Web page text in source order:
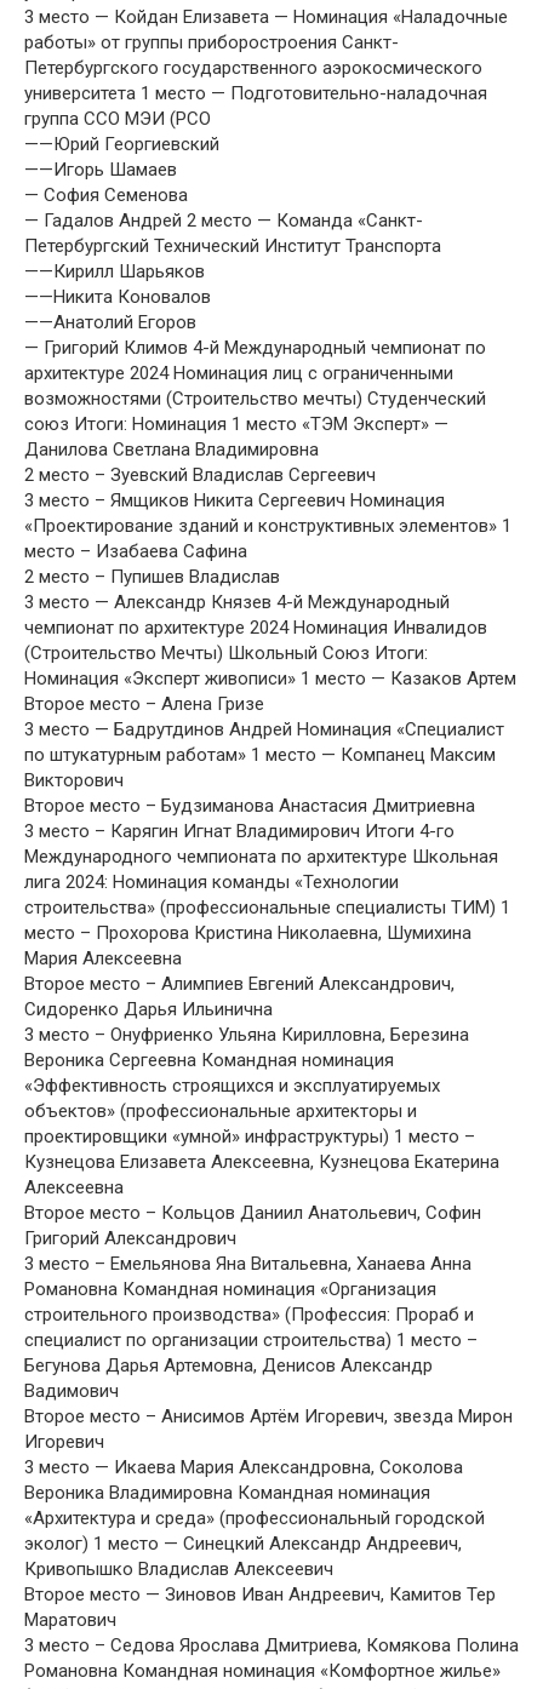
3 место — Койдан Елизавета — Номинация «Наладочные
работы» от группы приборостроения Санкт-
Петербургского государственного аэрокосмического
университета 1 место — Подготовительно-наладочная
группа ССО МЭИ (РСО
——Юрий Георгиевский
——Игорь Шамаев
— София Семенова
— Гадалов Андрей 2 место — Команда «Санкт-
Петербургский Технический Институт Транспорта
——Кирилл Шарьяков
——Никита Коновалов
——Анатолий Егоров
— Григорий Климов 4-й Международный чемпионат по
архитектуре 2024 Номинация лиц с ограниченными
возможностями (Строительство мечты) Студенческий
союз Итоги: Номинация 1 место «ТЭМ Эксперт» —
Данилова Светлана Владимировна
2 место – Зуевский Владислав Сергеевич
3 место – Ямщиков Никита Сергеевич Номинация
«Проектирование зданий и конструктивных элементов» 1
место – Изабаева Сафина
2 место – Пупишев Владислав
3 место — Александр Князев 4-й Международный
чемпионат по архитектуре 2024 Номинация Инвалидов
(Строительство Мечты) Школьный Союз Итоги:
Номинация «Эксперт живописи» 1 место — Казаков Артем
Второе место – Алена Гризе
3 место — Бадрутдинов Андрей Номинация «Специалист
по штукатурным работам» 1 место — Компанец Максим
Викторович
Второе место – Будзиманова Анастасия Дмитриевна
3 место – Карягин Игнат Владимирович Итоги 4-го
Международного чемпионата по архитектуре Школьная
лига 2024: Номинация команды «Технологии
строительства» (профессиональные специалисты ТИМ) 1
место – Прохорова Кристина Николаевна, Шумихина
Мария Алексеевна
Второе место – Алимпиев Евгений Александрович,
Сидоренко Дарья Ильинична
3 место – Онуфриенко Ульяна Кирилловна, Березина
Вероника Сергеевна Командная номинация
«Эффективность строящихся и эксплуатируемых
объектов» (профессиональные архитекторы и
проектировщики «умной» инфраструктуры) 1 место –
Кузнецова Елизавета Алексеевна, Кузнецова Екатерина
Алексеевна
Второе место – Кольцов Даниил Анатольевич, Софин
Григорий Александрович
3 место – Емельянова Яна Витальевна, Ханаева Анна
Романовна Командная номинация «Организация
строительного производства» (Профессия: Прораб и
специалист по организации строительства) 1 место –
Бегунова Дарья Артемовна, Денисов Александр
Вадимович
Второе место – Анисимов Артём Игоревич, звезда Мирон
Игоревич
3 место — Икаева Мария Александровна, Соколова
Вероника Владимировна Командная номинация
«Архитектура и среда» (профессиональный городской
эколог) 1 место — Синецкий Александр Андреевич,
Кривопышко Владислав Алексеевич
Второе место — Зиновов Иван Андреевич, Камитов Тер
Маратович
3 место – Седова Ярослава Дмитриева, Комякова Полина
Романовна Командная номинация «Комфортное жилье»